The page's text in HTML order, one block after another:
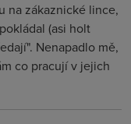
na zákaznické lince,
(asi holt
Nenapadlo mě,
co pracují v jejich